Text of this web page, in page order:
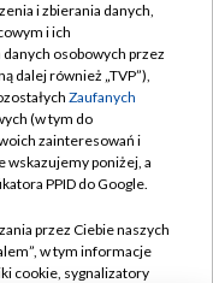
i zbierania danych,
i ich
osobowych przez
dalej również „TVP”),
Zaufanych
(w tym do
zainteresowań i
wskazujemy poniżej, a
PPID do Google.
przez Ciebie naszych
w tym informacje
cookie, sygnalizatory